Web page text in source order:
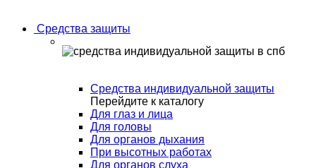
Средства защиты
Средства индивидуальной защиты
Перейдите к каталогу
Для глаз и лица
Для головы
Для органов дыхания
При высотных работах
Для органов слуха